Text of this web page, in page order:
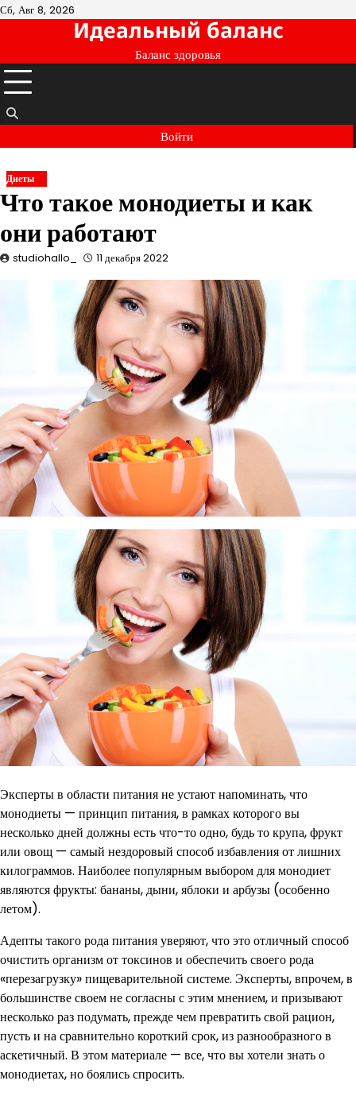
Перейти
Сб, Авг 8, 2026
Идеальный баланс
Баланс здоровья
Войти
Диеты
Что такое монодиеты и как
они работают
studiohallo_ 11 декабря 2022
Эксперты в области питания не устают напоминать, что
монодиеты — принцип питания, в рамках которого вы
несколько дней должны есть что-то одно, будь то крупа, фрукт
или овощ — самый нездоровый способ избавления от лишних
килограммов. Наиболее популярным выбором для монодиет
являются фрукты: бананы, дыни, яблоки и арбузы (особенно
летом).
Адепты такого рода питания уверяют, что это отличный способ
очистить организм от токсинов и обеспечить своего рода
«перезагрузку» пищеварительной системе. Эксперты, впрочем, в
большинстве своем не согласны с этим мнением, и призывают
несколько раз подумать, прежде чем превратить свой рацион,
пусть и на сравнительно короткий срок, из разнообразного в
аскетичный. В этом материале — все, что вы хотели знать о
монодиетах, но боялись спросить.